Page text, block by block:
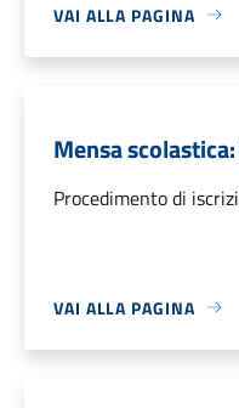
VAI ALLA PAGINA
Mensa
Procedimento di
VAI ALLA PAGINA